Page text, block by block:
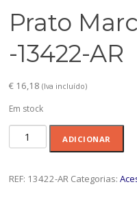
Prato
-13422-AR
€ 16,18 (Iva incluído)
Em stock
Quantidade
de
Marcador
ADICIONAR
REF: 13422-AR Categorias: